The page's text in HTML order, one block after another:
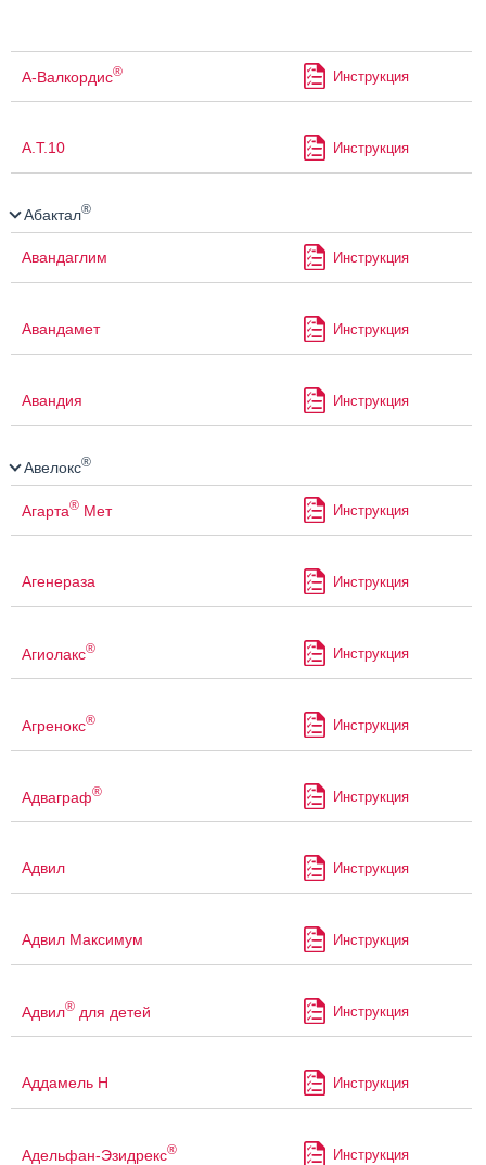
А-Валкордис® Инструкция
А.Т.10 Инструкция
Абактал®
Авандаглим Инструкция
Авандамет Инструкция
Авандия Инструкция
Авелокс®
Агарта® Мет Инструкция
Агенераза Инструкция
Агиолакс® Инструкция
Агренокс® Инструкция
Адваграф® Инструкция
Адвил Инструкция
Адвил Максимум Инструкция
Адвил® для детей Инструкция
Аддамель Н Инструкция
Адельфан-Эзидрекс® Инструкция